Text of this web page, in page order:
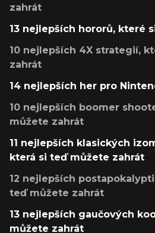
zahrát
13 nejlepších hororů, které
10 nejlepších 4X strategií,
zahrát
14 nejlepších her pro
10 nejlepších boomer
můžete zahrát
11 nejlepších klasických
která si teď můžete zahrát
12 nejlepších
teď můžete zahrát
13 nejlepších gaučových
můžete zahrát